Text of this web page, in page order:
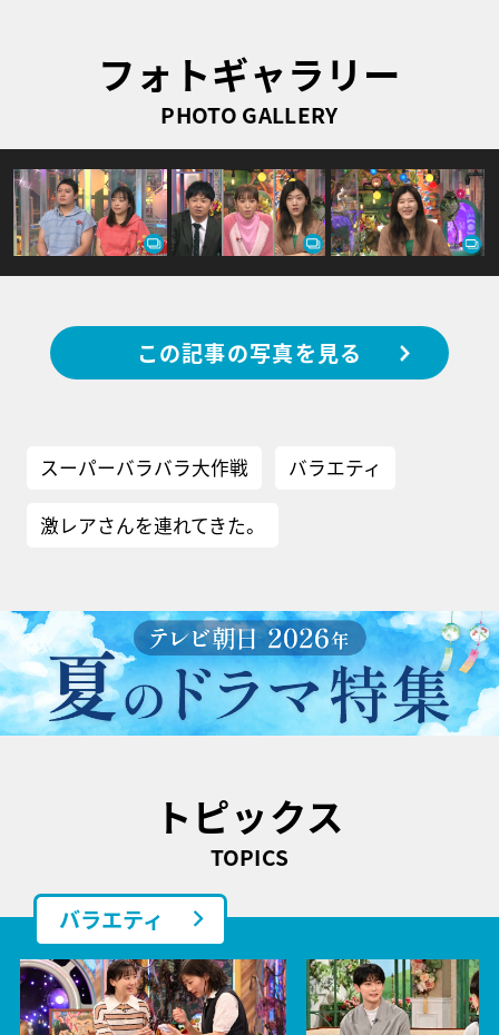
フォトギャラリー
PHOTO GALLERY
この記事の写真を見る
スーパーバラバラ大作戦 バラエティ
激レアさんを連れてきた。
トピックス
TOPICS
バラエティ